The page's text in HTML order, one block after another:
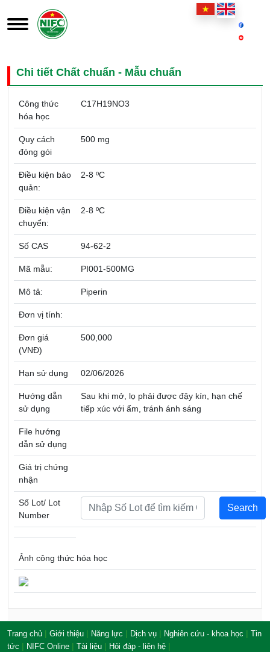
Chi tiết Chất chuẩn - Mẫu chuẩn
Công thức
hóa học
C17H19NO3
Quy cách
đóng gói
500 mg
Điều kiện bảo
quản:
2-8 ºC
Điều kiện vận
chuyển:
2-8 ºC
Số CAS 94-62-2
Mã mẫu: PI001-500MG
Mô tả: Piperin
Đơn vị tính:
Đơn giá
(VNĐ)
500,000
Hạn sử dụng 02/06/2026
Hướng dẫn
sử dụng
Sau khi mở, lọ phải được đậy kín, hạn chế
tiếp xúc với ẩm, tránh ánh sáng
File hướng
dẫn sử dụng
Giá trị chứng
nhận
Số Lot/ Lot
Number
Ảnh công thức hóa học
Trang chủ | Giới thiệu | Năng lực | Dịch vụ | Nghiên cứu - khoa học | Tin
tức | NIFC Online | Tài liệu | Hỏi đáp - liên hệ |